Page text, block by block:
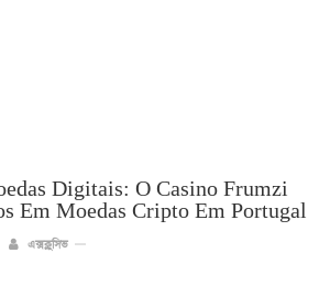
Digitais: O Casino Frumzi
Em Moedas Cripto Em Portugal
এক্সক্লুসিভ